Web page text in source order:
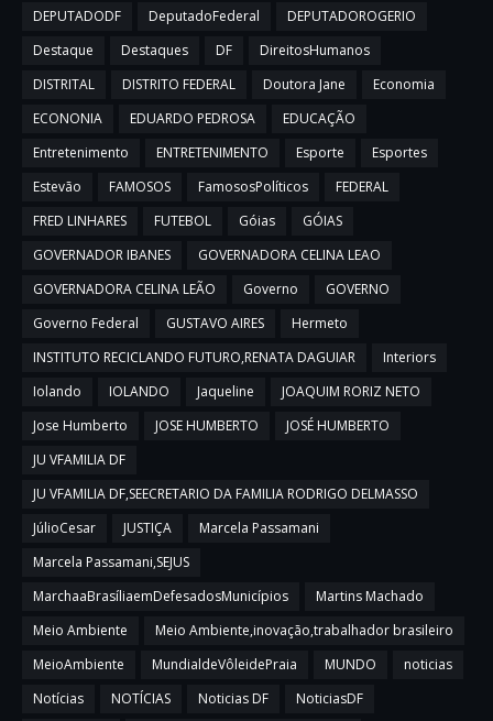
DEPUTADODF
DeputadoFederal
DEPUTADOROGERIO
Destaque
Destaques DF
DireitosHumanos
DISTRITAL
DISTRITO FEDERAL Doutora Jane
Economia
ECONONIA
EDUARDO PEDROSA
EDUCAÇÃO
Entretenimento
ENTRETENIMENTO Esporte
Esportes
Estevão
FAMOSOS FamososPolíticos
FEDERAL
FRED LINHARES
FUTEBOL Góias
GÓIAS
GOVERNADOR IBANES
GOVERNADORA CELINA LEAO
GOVERNADORA CELINA LEÃO
Governo
GOVERNO
Governo Federal
GUSTAVO AIRES
Hermeto
INSTITUTO RECICLANDO FUTURO,RENATA DAGUIAR
Interiors
Iolando
IOLANDO Jaqueline
JOAQUIM RORIZ NETO
Jose Humberto
JOSE HUMBERTO
JOSÉ HUMBERTO
JU VFAMILIA DF
JU VFAMILIA DF,SEECRETARIO DA FAMILIA RODRIGO DELMASSO
JúlioCesar
JUSTIÇA
Marcela Passamani
Marcela Passamani,SEJUS
MarchaaBrasíliaemDefesadosMunicípios
Martins Machado
Meio Ambiente
Meio Ambiente,inovação,trabalhador brasileiro
MeioAmbiente
MundialdeVôleidePraia MUNDO
noticias
Notícias
NOTÍCIAS Noticias DF
NoticiasDF